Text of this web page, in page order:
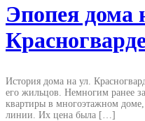
Эпопея дома
История дома на ул.
его жильцов. Немногим ранее
квартиры в многоэтажном
линии. Их цена была […]